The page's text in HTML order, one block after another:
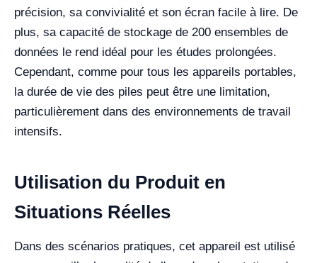
précision, sa convivialité et son écran facile à lire. De
plus, sa capacité de stockage de 200 ensembles de
données le rend idéal pour les études prolongées.
Cependant, comme pour tous les appareils portables,
la durée de vie des piles peut être une limitation,
particulièrement dans des environnements de travail
intensifs.
Utilisation du Produit en
Situations Réelles
Dans des scénarios pratiques, cet appareil est utilisé